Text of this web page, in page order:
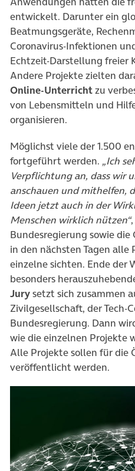
entwickelt. Darunter ein
Beatmungsgeräte,
Coronavirus-Infektionen
Echtzeit-Darstellung freier
Andere Projekte zielten
Online-Unterrichtzu
von Lebensmitteln und
organisieren.
Möglichst viele der 1.500
fortgeführt werden. „Ich
Verpflichtung an, dass wir
anschauen und mithelfen,
Ideen jetzt auch in der
Menschen wirklich nützen“
Bundesregierung sowie
in den nächsten Tagen
einzelne sichten. Ende der
besonders
Jurysetzt sich zusammen
Zivilgesellschaft, der Tech-
Bundesregierung. Dann
wie die einzelnen Projekte
Alle Projekte sollen für die
veröffentlicht werden.